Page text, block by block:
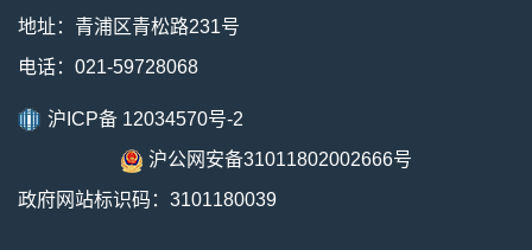
地址：青浦区青松路231号
电话：021-59728068
沪ICP备 12034570号-2
沪公网安备31011802002666号
政府网站标识码：3101180039